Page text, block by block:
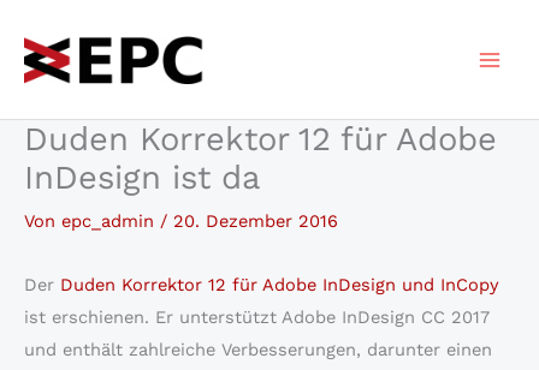
Inhalt
springen
Duden Korrektor 12 für Adobe
InDesign ist da
Von epc_admin / 20. Dezember 2016
Der Duden Korrektor 12 für Adobe InDesign und InCopy
ist erschienen. Er unterstützt Adobe InDesign CC 2017
und enthält zahlreiche Verbesserungen, darunter einen